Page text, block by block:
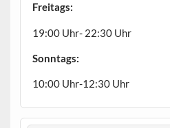
Freitags:
19:00 Uhr- 22:30 Uhr
Sonntags:
10:00 Uhr-12:30 Uhr